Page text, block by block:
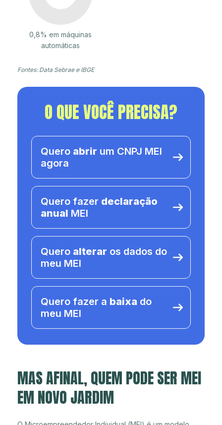
0,8% em máquinas
automáticas
Fontes: Data Sebrae e IBGE
O QUE VOCÊ PRECISA?
Quero abrir um CNPJ MEI
agora
Quero fazer declaração
anual MEI
Quero alterar os dados do
meu MEI
Quero fazer a baixa do
meu MEI
MAS AFINAL, QUEM PODE SER MEI
EM NOVO JARDIM